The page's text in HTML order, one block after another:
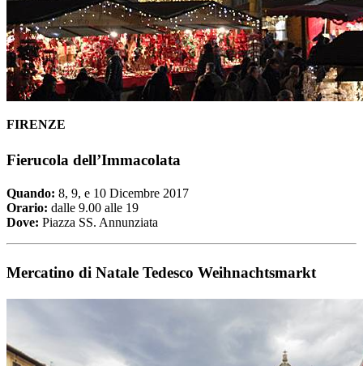
FIRENZE
Fierucola dell’Immacolata
Quando: 8, 9, e 10 Dicembre 2017
Orario: dalle 9.00 alle 19
Dove: Piazza SS. Annunziata
Mercatino di Natale Tedesco Weihnachtsmarkt